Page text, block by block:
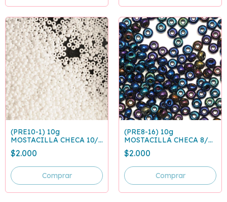
(PRE10-1) 10g
MOSTACILLA CHECA 10/0
BLANCA 03050
$2.000
(PRE8-16) 10g
MOSTACILLA CHECA 8/0
AZUL IRISADO 59135
$2.000